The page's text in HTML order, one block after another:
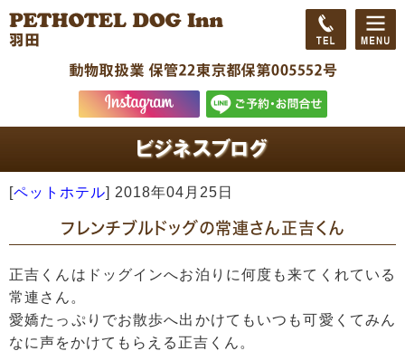
[ペットホテル] 2018年04月25日
フレンチブルドッグの常連さん正吉くん
正吉くんはドッグインへお泊りに何度も来てくれている
常連さん。
愛嬌たっぷりでお散歩へ出かけてもいつも可愛くてみん
なに声をかけてもらえる正吉くん。